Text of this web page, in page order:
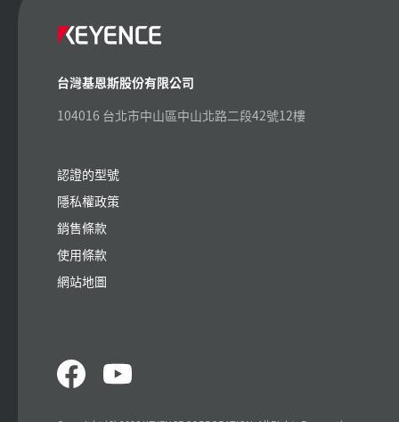
台灣基恩斯股份有限公司
104016 台北市中山區中山北路二段42號12樓
認證的型號
隱私權政策
銷售條款
使用條款
網站地圖